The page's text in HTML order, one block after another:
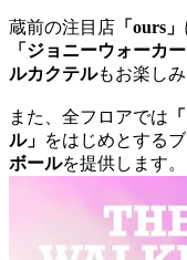
蔵前の注目店 「ours」
「ジョニーウォーカ
ルカクテルもお楽しみ
また、全フロアでは
ル」 をはじめとする
ボールを提供します。